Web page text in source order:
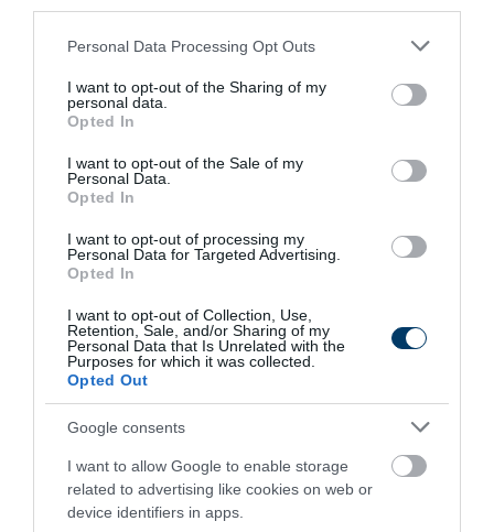
Please note that this website/app uses one or more Google
not limited to your visit or usage behaviour. You may click to
grant or deny consent to Google and its third-party tags to
use your data for below specified purposes in below Google
consent section.
Personal Data Processing Opt Outs
I want to opt-out of the Sharing of my
personal data.
Opted In
I want to opt-out of the Sale of my
Personal Data.
Opted In
I want to opt-out of processing my
Personal Data for Targeted Advertising.
Opted In
I want to opt-out of Collection, Use,
Retention, Sale, and/or Sharing of my
Personal Data that Is Unrelated with the
Purposes for which it was collected.
Opted Out
Google consents
I want to allow Google to enable storage
related to advertising like cookies on web or
device identifiers in apps.
212 61 254
2 h 15 min
5 Hidden Signs You Have Worms Inside Your
Body
262 199 230